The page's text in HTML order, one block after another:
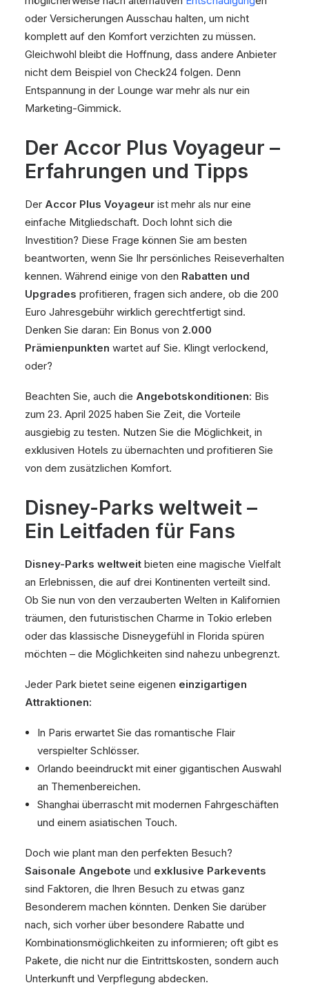
oder Versicherungen Ausschau halten, um nicht
komplett auf den Komfort verzichten zu müssen.
Gleichwohl bleibt die Hoffnung, dass andere Anbieter
nicht dem Beispiel von Check24 folgen. Denn
Entspannung in der Lounge war mehr als nur ein
Marketing-Gimmick.
Der Accor Plus Voyageur –
Erfahrungen und Tipps
Der Accor Plus Voyageur ist mehr als nur eine
einfache Mitgliedschaft. Doch lohnt sich die
Investition? Diese Frage können Sie am besten
beantworten, wenn Sie Ihr persönliches Reiseverhalten
kennen. Während einige von den Rabatten und
Upgrades profitieren, fragen sich andere, ob die 200
Euro Jahresgebühr wirklich gerechtfertigt sind.
Denken Sie daran: Ein Bonus von 2.000
Prämienpunkten wartet auf Sie. Klingt verlockend,
oder?
Beachten Sie, auch die Angebotskonditionen: Bis
zum 23. April 2025 haben Sie Zeit, die Vorteile
ausgiebig zu testen. Nutzen Sie die Möglichkeit, in
exklusiven Hotels zu übernachten und profitieren Sie
von dem zusätzlichen Komfort.
Disney-Parks weltweit –
Ein Leitfaden für Fans
Disney-Parks weltweit bieten eine magische Vielfalt
an Erlebnissen, die auf drei Kontinenten verteilt sind.
Ob Sie nun von den verzauberten Welten in Kalifornien
träumen, den futuristischen Charme in Tokio erleben
oder das klassische Disneygefühl in Florida spüren
möchten – die Möglichkeiten sind nahezu unbegrenzt.
Jeder Park bietet seine eigenen einzigartigen
Attraktionen:
In Paris erwartet Sie das romantische Flair
verspielter Schlösser.
Orlando beeindruckt mit einer gigantischen Auswahl
an Themenbereichen.
Shanghai überrascht mit modernen Fahrgeschäften
und einem asiatischen Touch.
Doch wie plant man den perfekten Besuch?
Saisonale Angebote und exklusive Parkevents
sind Faktoren, die Ihren Besuch zu etwas ganz
Besonderem machen könnten. Denken Sie darüber
nach, sich vorher über besondere Rabatte und
Kombinationsmöglichkeiten zu informieren; oft gibt es
Pakete, die nicht nur die Eintrittskosten, sondern auch
Unterkunft und Verpflegung abdecken.